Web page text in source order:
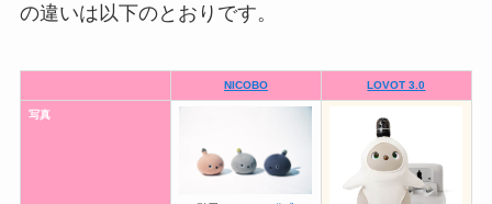
の違いは以下のとおりです。
NICOBO LOVOT 3.0
写真